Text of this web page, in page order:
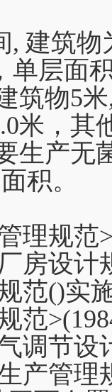
建筑物
单层面
筑物5
米，其
生产无
积。
理规范
房设计
范()实
范
调节设
产管理